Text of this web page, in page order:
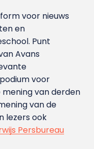
voor nieuws
en
Punt
Avans
voor
van derden
van de
lezers ook
Persbureau